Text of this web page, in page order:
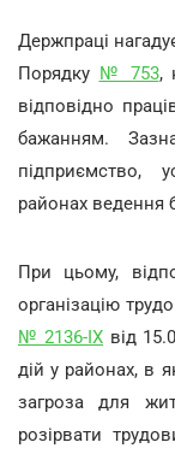
Держпраці
Порядку № 753,
відповідно
бажанням.
підприємство,
районах ведення
При цьому,
організацію
№ 2136-IX від
дій у районах, в
загроза для
розірвати